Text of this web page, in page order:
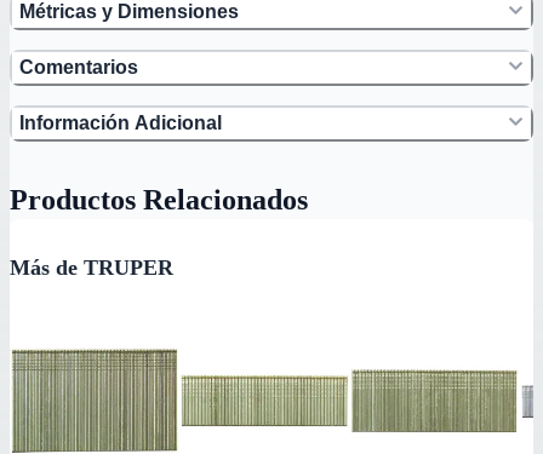
Métricas y Dimensiones
Comentarios
Información Adicional
Productos Relacionados
Más de TRUPER